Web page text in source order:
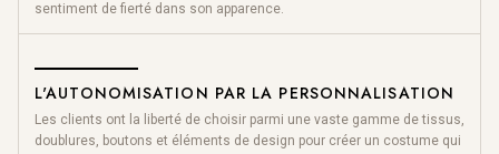
sentiment de fierté dans son apparence.
L'AUTONOMISATION PAR LA PERSONNALISATION
Les clients ont la liberté de choisir parmi une vaste gamme de tissus,
doublures, boutons et éléments de design pour créer un costume qui